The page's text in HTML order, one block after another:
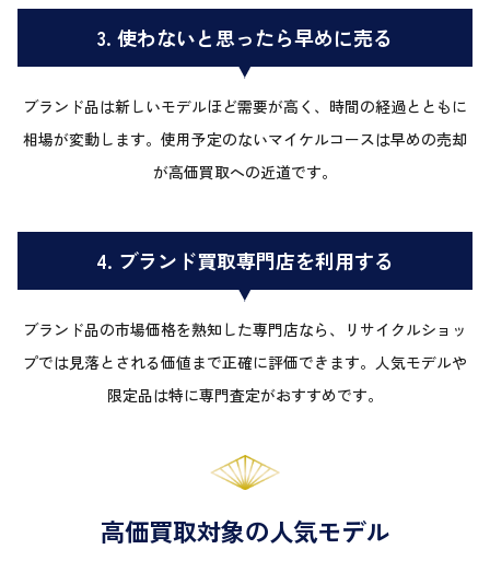
3. 使わないと思ったら早めに売る
ブランド品は新しいモデルほど需要が高く、時間の経過とともに
相場が変動します。使用予定のないマイケルコースは早めの売却
が高価買取への近道です。
4. ブランド買取専門店を利用する
ブランド品の市場価格を熟知した専門店なら、リサイクルショッ
プでは見落とされる価値まで正確に評価できます。人気モデルや
限定品は特に専門査定がおすすめです。
高価買取対象の人気モデル